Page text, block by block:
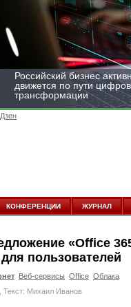
Российский бизнес
движется по пути
трансформации
КОНФЕРЕНЦИИ ЖУРНАЛ
«Office
пользователей
Веб-сервисы Office Облака
, Текст: Михаил Иванов